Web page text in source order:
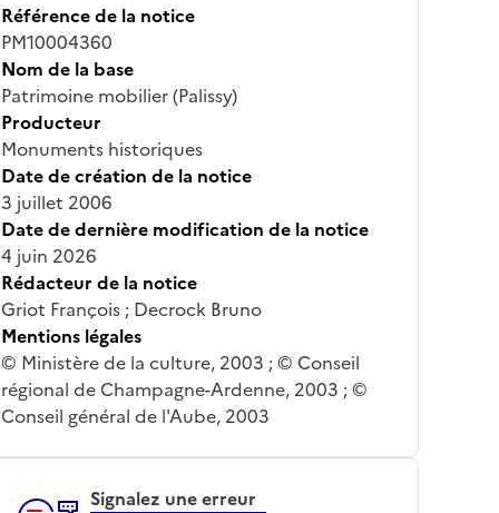
Référence de la notice
PM10004360
Nom de la base
Patrimoine mobilier (Palissy)
Producteur
Monuments historiques
Date de création de la notice
3 juillet 2006
Date de dernière modification de la notice
4 juin 2026
Rédacteur de la notice
Griot François ; Decrock Bruno
Mentions légales
© Ministère de la culture, 2003 ; © Conseil
régional de Champagne-Ardenne, 2003 ; ©
Conseil général de l'Aube, 2003
Signalez une erreur